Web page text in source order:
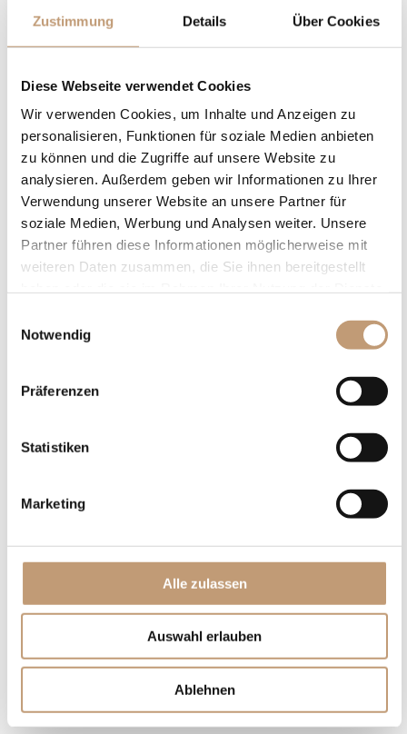
Zustimmung Details Über Cookies
Diese Webseite verwendet Cookies
Wir verwenden Cookies, um Inhalte und Anzeigen zu
personalisieren, Funktionen für soziale Medien anbieten
zu können und die Zugriffe auf unsere Website zu
analysieren. Außerdem geben wir Informationen zu Ihrer
Verwendung unserer Website an unsere Partner für
soziale Medien, Werbung und Analysen weiter. Unsere
Partner führen diese Informationen möglicherweise mit
weiteren Daten zusammen, die Sie ihnen bereitgestellt
Notwendig
Präferenzen
Statistiken
Marketing
Alle zulassen
Auswahl erlauben
Ablehnen
EMICH´S BAR
Auswärts essen
Sehenswürdigkeiten
Amorbach’s
Wandern im Odenwald
Odenwald
Golfen im Odenwald
Konzerte &
Veranstaltungen
Tagen & Feiern
360° Rundgang
Tagungsmappe
Classic Cars & Events
Gutscheine
Kontakt & Anreise
Presse
Karriere